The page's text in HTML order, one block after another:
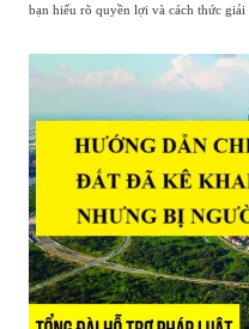
bạn hiểu rõ quyền lợi và cách thức